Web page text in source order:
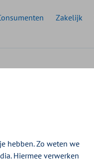
Zakelijk
hebben. Zo weten we
Hiermee verwerken